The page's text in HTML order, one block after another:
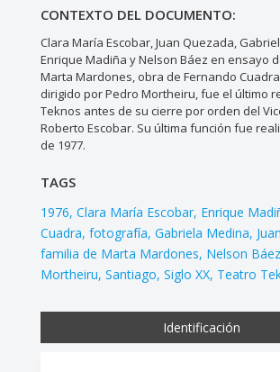
CONTEXTO DEL DOCUMENTO:
Clara María Escobar, Juan Quezada,
Enrique Madiña y Nelson Báez en ensayo
Marta Mardones, obra de Fernando
dirigido por Pedro Mortheiru, fue el último
Teknos antes de su cierre por orden del
Roberto Escobar. Su última función fue
de 1977.
TAGS
1976 Clara María Escobar Enrique
Cuadra fotografía Gabriela Medina
familia de Marta Mardones Nelson Báez
Mortheiru Santiago Siglo XX Teatro
Identificación